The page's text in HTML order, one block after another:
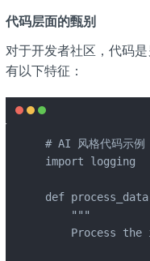
代码层面的甄别
对于开发者社区，代码
有以下特征：
# AI 风格代码示例
import logging
def
    """
Process the